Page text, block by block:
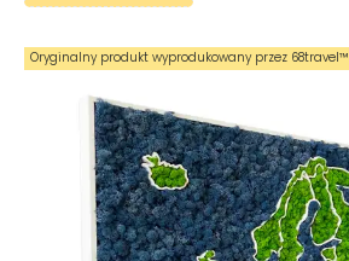
Oryginalny produkt wyprodukowany przez 68travel™️